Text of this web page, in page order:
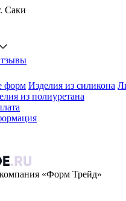
Саки
форм Изделия из силикона
из полиуретана
«Форм Трейд»